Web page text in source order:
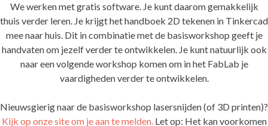
We werken met gratis software. Je kunt daarom gemakkelijk
thuis verder leren. Je krijgt het handboek 2D tekenen in Tinkercad
mee naar huis. Dit in combinatie met de basisworkshop geeft je
handvaten om jezelf verder te ontwikkelen. Je kunt natuurlijk ook
naar een volgende workshop komen om in het FabLab je
vaardigheden verder te ontwikkelen.
Nieuwsgierig naar de basisworkshop lasersnijden (of 3D printen)?
Kijk op onze site om je aan te melden.Let op: Het kan voorkomen